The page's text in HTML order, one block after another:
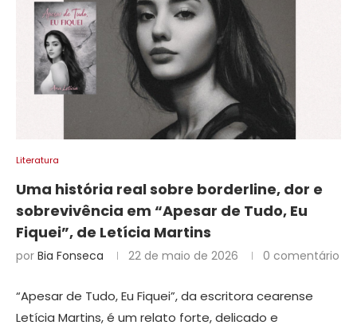
Literatura
Uma história real sobre borderline, dor e
sobrevivência em “Apesar de Tudo, Eu
Fiquei”, de Letícia Martins
por Bia Fonseca 22 de maio de 2026 0 comentário
“Apesar de Tudo, Eu Fiquei”, da escritora cearense
Letícia Martins, é um relato forte, delicado e